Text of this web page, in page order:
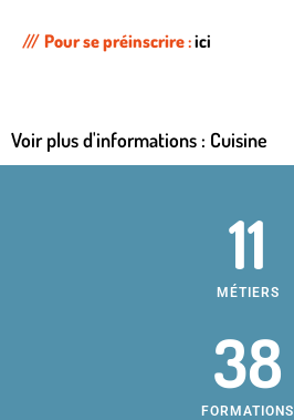
Pour se préinscrire:ici
Voir plus d'informations : Cuisine
11
MÉTIERS
38
FORMATIONS